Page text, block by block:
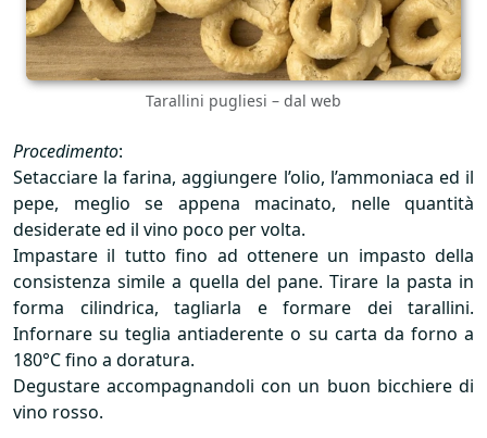
Tarallini pugliesi – dal web
Procedimento:
Setacciare la farina, aggiungere l’olio, l’ammoniaca ed il
pepe, meglio se appena macinato, nelle quantità
desiderate ed il vino poco per volta.
Impastare il tutto fino ad ottenere un impasto della
consistenza simile a quella del pane. Tirare la pasta in
forma cilindrica, tagliarla e formare dei tarallini.
Infornare su teglia antiaderente o su carta da forno a
180°C fino a doratura.
Degustare accompagnandoli con un buon bicchiere di
vino rosso.